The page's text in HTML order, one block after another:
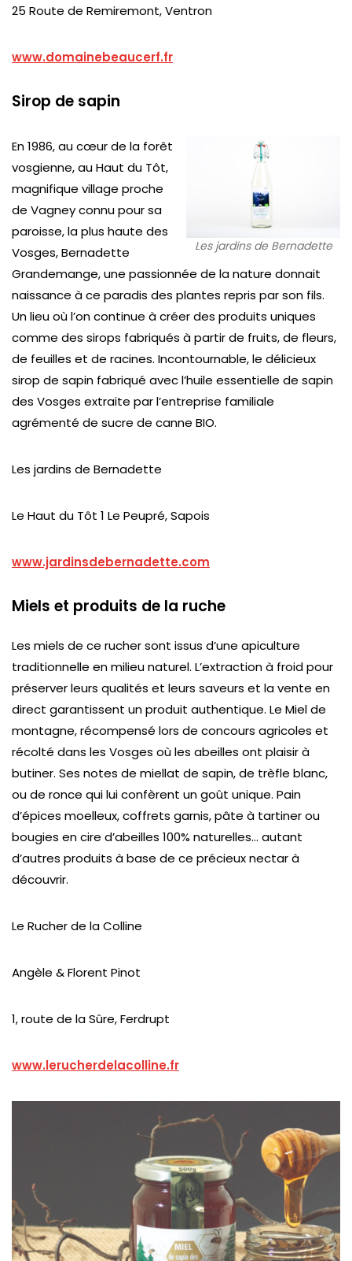
25 Route de Remiremont, Ventron
www.domainebeaucerf.fr
Sirop de sapin
Les jardins de Bernadette
En 1986, au cœur de la forêt
vosgienne, au Haut du Tôt,
magnifique village proche
de Vagney connu pour sa
paroisse, la plus haute des
Vosges, Bernadette
Grandemange, une passionnée de la nature donnait
naissance à ce paradis des plantes repris par son fils.
Un lieu où l’on continue à créer des produits uniques
comme des sirops fabriqués à partir de fruits, de fleurs,
de feuilles et de racines. Incontournable, le délicieux
sirop de sapin fabriqué avec l’huile essentielle de sapin
des Vosges extraite par l’entreprise familiale
agrémenté de sucre de canne BIO.
Les jardins de Bernadette
Le Haut du Tôt 1 Le Peupré, Sapois
www.jardinsdebernadette.com
Miels et produits de la ruche
Les miels de ce rucher sont issus d’une apiculture
traditionnelle en milieu naturel. L’extraction à froid pour
préserver leurs qualités et leurs saveurs et la vente en
direct garantissent un produit authentique. Le Miel de
montagne, récompensé lors de concours agricoles et
récolté dans les Vosges où les abeilles ont plaisir à
butiner. Ses notes de miellat de sapin, de trèfle blanc,
ou de ronce qui lui confèrent un goût unique. Pain
d’épices moelleux, coffrets garnis, pâte à tartiner ou
bougies en cire d’abeilles 100% naturelles… autant
d’autres produits à base de ce précieux nectar à
découvrir.
Le Rucher de la Colline
Angèle & Florent Pinot
1, route de la Sûre, Ferdrupt
www.lerucherdelacolline.fr